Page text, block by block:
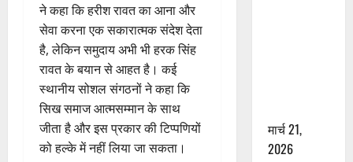
ने कहा कि हरीश रावत का आना और
सेवा करना एक सकारात्मक संदेश देता
है, लेकिन समुदाय अभी भी हरक सिंह
रावत के बयान से आहत है। कई
स्थानीय सोशल संगठनों ने कहा कि
सिख समाज आत्मसम्मान के साथ
जीता है और इस प्रकार की टिप्पणियों
को हल्के में नहीं लिया जा सकता।
मार्च 21,
2026